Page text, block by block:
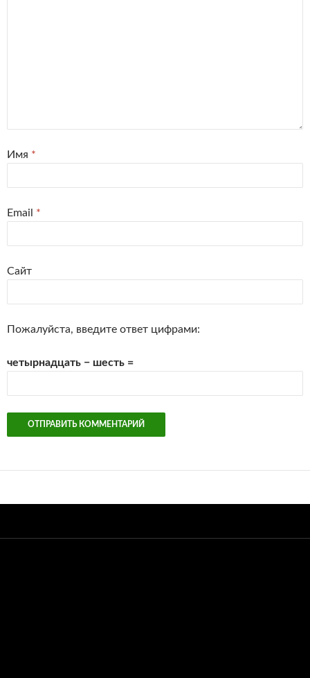
Имя *
Email *
Сайт
Пожалуйста, введите ответ цифрами:
четырнадцать − шесть =